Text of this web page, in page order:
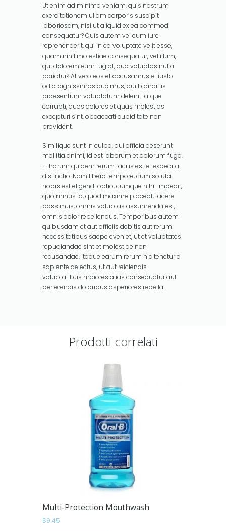
Ut enim ad minima veniam, quis nostrum
exercitationem ullam corporis suscipit
laboriosam, nisi ut aliquid ex ea commodi
consequatur? Quis autem vel eum iure
reprehenderit, qui in ea voluptate velit esse,
quam nihil molestiae consequatur, vel illum,
qui dolorem eum fugiat, quo voluptas nulla
pariatur? At vero eos et accusamus et iusto
odio dignissimos ducimus, qui blanditiis
praesentium voluptatum deleniti atque
corrupti, quos dolores et quas molestias
excepturi sint, obcaecati cupiditate non
provident.
Similique sunt in culpa, qui officia deserunt
mollitia animi, id est laborum et dolorum fuga.
Et harum quidem rerum facilis est et expedita
distinctio. Nam libero tempore, cum soluta
nobis est eligendi optio, cumque nihil impedit,
quo minus id, quod maxime placeat, facere
possimus, omnis voluptas assumenda est,
omnis dolor repellendus. Temporibus autem
quibusdam et aut officiis debitis aut rerum
necessitatibus saepe eveniet, ut et voluptates
repudiandae sint et molestiae non
recusandae. Itaque earum rerum hic tenetur a
sapiente delectus, ut aut reiciendis
voluptatibus maiores alias consequatur aut
perferendis doloribus asperiores repellat.
Prodotti correlati
Multi-Protection Mouthwash
$9.45